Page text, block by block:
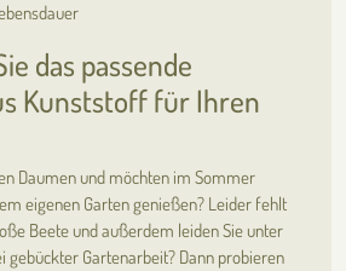
das passende
Kunststoff für Ihren
Daumen und möchten im Sommer
eigenen Garten genießen? Leider fehlt
Beete und außerdem leiden Sie unter
gebückter Gartenarbeit? Dann probieren